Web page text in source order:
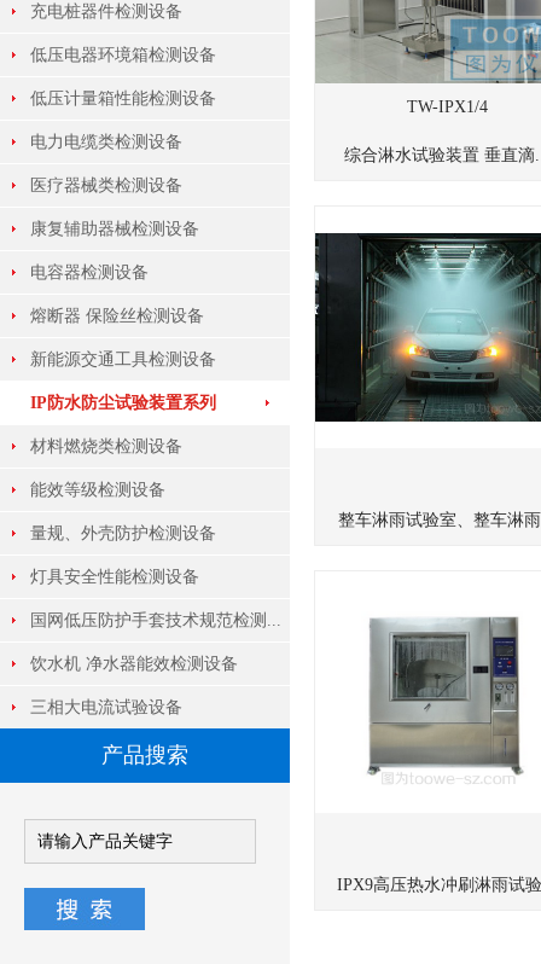
充电桩器件检测设备
低压电器环境箱检测设备
低压计量箱性能检测设备
电力电缆类检测设备
医疗器械类检测设备
康复辅助器械检测设备
电容器检测设备
熔断器 保险丝检测设备
新能源交通工具检测设备
IP防水防尘试验装置系列
材料燃烧类检测设备
能效等级检测设备
量规、外壳防护检测设备
灯具安全性能检测设备
国网低压防护手套技术规范检测...
饮水机 净水器能效检测设备
三相大电流试验设备
产品搜索
TW-IPX1/4
综合淋水试验装置 垂直滴
整车淋雨试验室、整车淋
IPX9高压热水冲刷淋雨试